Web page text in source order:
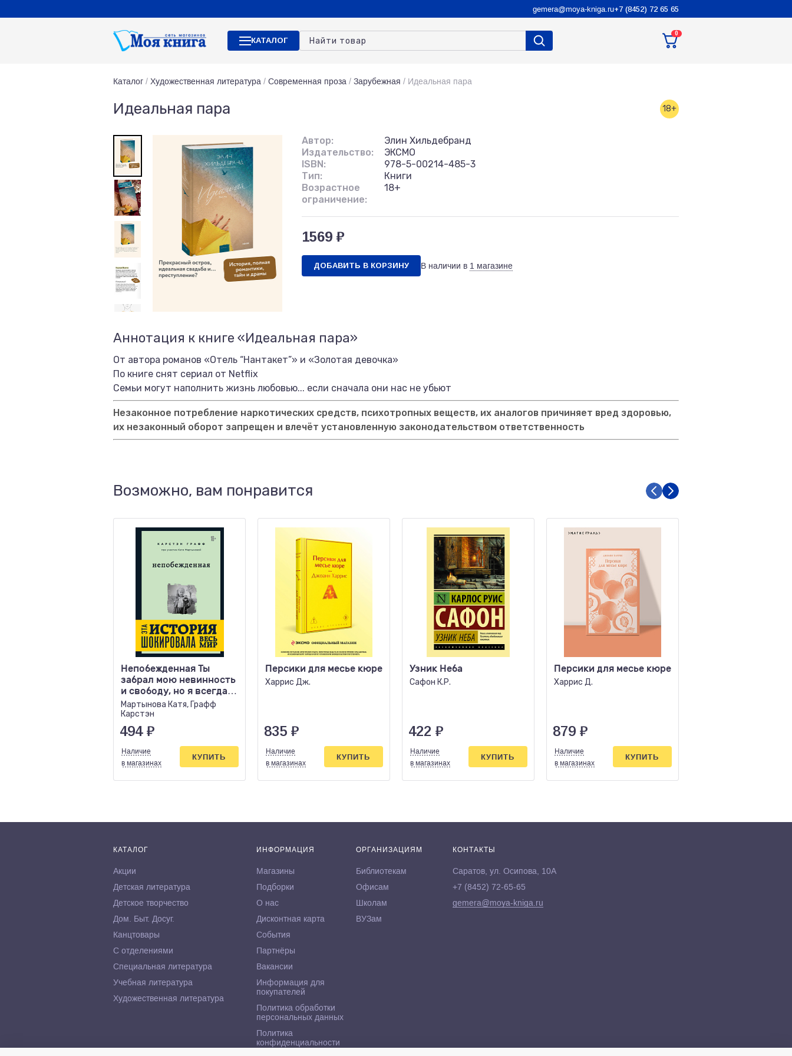
gemera@moya-kniga.ru+7 (8452) 72 65 65
КАТАЛОГ
0
Каталог / Художественная литература / Современная проза / Зарубежная / Идеальная пара
Идеальная пара 18+
Автор:
Элин Хильдебранд
Издательство:
ЭКСМО
ISBN:
978-5-00214-485-3
Тип:
Книги
Возрастное
ограничение:
18+
1569 ₽
ДОБАВИТЬ В КОРЗИНУ В наличии в 1 магазине
Аннотация к книге «Идеальная пара»
От автора романов «Отель “Нантакет”» и «Золотая девочка»
По книге снят сериал от Netflix
Семьи могут наполнить жизнь любовью... если сначала они нас не убьют
Незаконное потребление наркотических средств, психотропных веществ, их аналогов причиняет вред здоровью,
их незаконный оборот запрещен и влечёт установленную законодательством ответственность
Возможно, вам понравится
Непобежденная Ты
забрал мою невинность
и свободу, но я всегда
была сильнее тебя
Мартынова Катя, Графф
Карстэн
494 ₽
Наличие
в магазинах
КУПИТЬ
Персики для месье кюре
Харрис Дж.
835 ₽
Наличие
в магазинах
КУПИТЬ
Узник Неба
Сафон К.Р.
422 ₽
Наличие
в магазинах
КУПИТЬ
Персики для месье кюре
Харрис Д.
879 ₽
Наличие
в магазинах
КУПИТЬ
КАТАЛОГ
Акции
Детская литература
Детское творчество
Дом. Быт. Досуг.
Канцтовары
С отделениями
Специальная литература
Учебная литература
Художественная литература
ИНФОРМАЦИЯ
Магазины
Подборки
О нас
Дисконтная карта
События
Партнёры
Вакансии
Информация для
покупателей
Политика обработки
персональных данных
Политика
конфиденциальности
ОРГАНИЗАЦИЯМ
Библиотекам
Офисам
Школам
ВУЗам
КОНТАКТЫ
Саратов, ул. Осипова, 10А
+7 (8452) 72-65-65
gemera@moya-kniga.ru